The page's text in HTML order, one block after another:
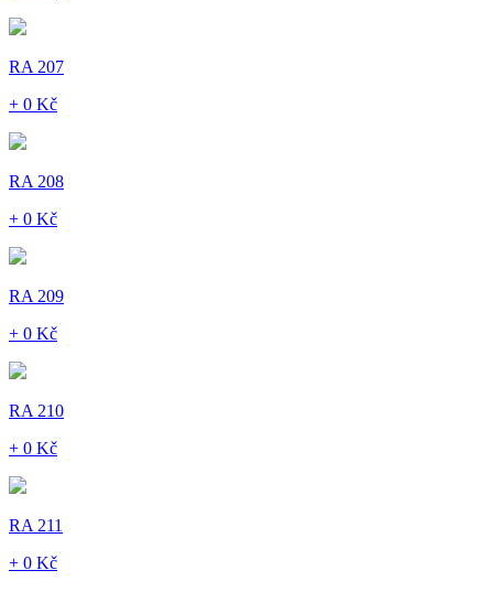
RA 207
+ 0 Kč
RA 208
+ 0 Kč
RA 209
+ 0 Kč
RA 210
+ 0 Kč
RA 211
+ 0 Kč